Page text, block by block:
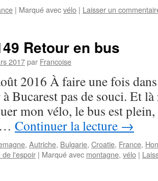
| Marqué avecvélo | Laisser un
Retour en bus
2017par Francoise
2016 À faire une fois
Bucarest pas de souci. Et
mon vélo, le bus est
… Continuer la lecture →
, Autriche, Bulgarie, Croatie, France,
de l'espoir | Marqué avec montagne, vélo |